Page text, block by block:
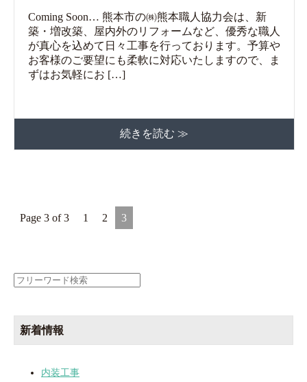
Coming Soon… 熊本市の㈱熊本職人協力会は、新
築・増改築、屋内外のリフォームなど、優秀な職人
が真心を込めて日々工事を行っております。予算や
お客様のご要望にも柔軟に対応いたしますので、ま
ずはお気軽にお […]
続きを読む ≫
Page 3 of 3 1 2 3
検
新着情報
内装工事